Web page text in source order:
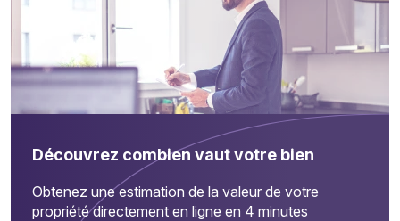
Découvrez combien vaut votre bien
Obtenez une estimation de la valeur de votre
propriété directement en ligne en 4 minutes